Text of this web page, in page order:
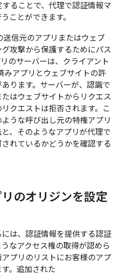
ることで、代理で認証情報マ
ことができます。
送信元のアプリまたはウェブ
攻撃から保護するためにパス
のサーバーは、クライアント
みアプリとウェブサイトの許
ります。サーバーが、認識で
はウェブサイトからリクエス
クエストは拒否されます。こ
うな呼び出し元の特権アプリ
、そのようなアプリが代理で
れているかどうかを確認する
のオリジンを設定
は、認証情報を提供する認証
なアクセス権の取得が認めら
プリのリストにお客様のアプ
。追加された